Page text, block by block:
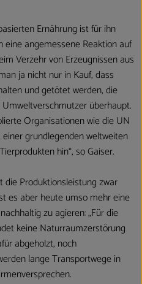
Ernährung ist für ihn
eine angemessene Reaktion auf
Verzehr von Erzeugnissen aus
ja nicht nur in Kauf, dass
und getötet werden, die
überhaupt.
Organisationen wie die UN
grundlegenden weltweiten
hin“, so Gaiser.
die Produktionsleistung zwar
es aber heute umso mehr eine
zu agieren: „Für die
keine Naturraumzerstörung
abgeholzt, noch
lange Transportwege in